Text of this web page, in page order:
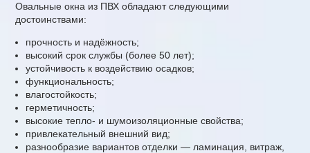
Овальные окна из ПВХ обладают следующими
достоинствами:
прочность и надёжность;
высокий срок службы (более 50 лет);
устойчивость к воздействию осадков;
функциональность;
влагостойкость;
герметичность;
высокие тепло- и шумоизоляционные свойства;
привлекательный внешний вид;
разнообразие вариантов отделки — ламинация, витраж,